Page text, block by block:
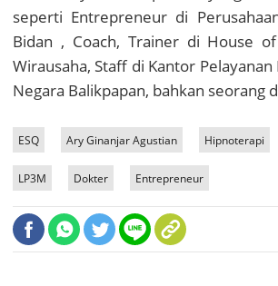
seperti Entrepreneur di
Bidan , Coach, Trainer di House
Wirausaha, Staff di Kantor
Negara Balikpapan, bahkan seorang
ESQ Ary Ginanjar Agustian Hipnoterapi
LP3M Dokter Entrepreneur